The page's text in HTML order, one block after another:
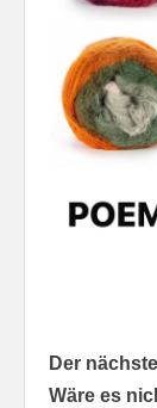
Der
Wäre es